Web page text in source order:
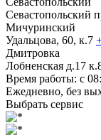
Севастопольский
Мичуринский
Удальцова, 60, к.7
Дмитровка
Лобненская д.17
Время работы: с
Ежедневно, без
Выбрать сервис